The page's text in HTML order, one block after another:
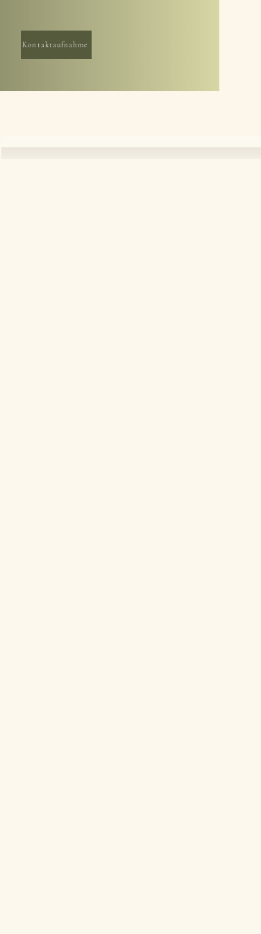
Kontaktaufnahme